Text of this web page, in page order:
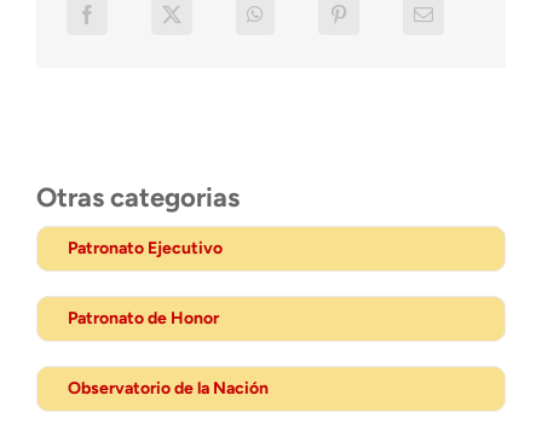
Otras categorias
Patronato Ejecutivo
Patronato de Honor
Observatorio de la Nación